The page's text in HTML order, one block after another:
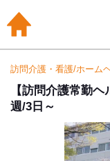
【訪問介護常勤
週/3日～